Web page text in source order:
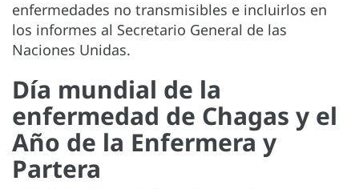
enfermedades no transmisibles e incluirlos en
los informes al Secretario General de las
Naciones Unidas.
Día mundial de la
enfermedad de Chagas y el
Año de la Enfermera y
Partera